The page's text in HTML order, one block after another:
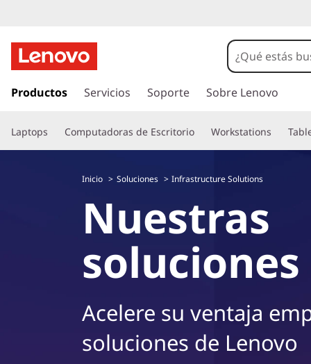
o
ur
c
o
Productos Servicios Soporte Sobre Lenovo
Laptops Computadoras de Escritorio Workstations
Inicio Soluciones Infrastructure Solutions
Nuestras
soluciones
Acelere su ventaja
soluciones de Lenovo